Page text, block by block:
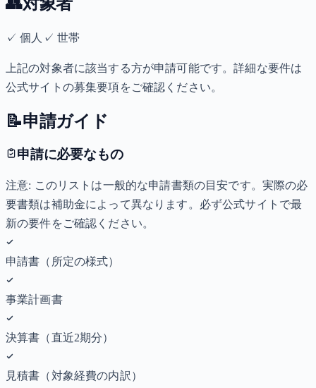
✓個人 ✓ 世帯
上記の対象者に該当する方が申請可能です。詳細な要件は
公式サイトの募集要項をご確認ください。
📝申請ガイド
申請に必要なもの
注意: このリストは一般的な申請書類の目安です。実際の必
要書類は補助金によって異なります。必ず公式サイトで最
新の要件をご確認ください。
申請書（所定の様式）
事業計画書
決算書（直近2期分）
見積書（対象経費の内訳）